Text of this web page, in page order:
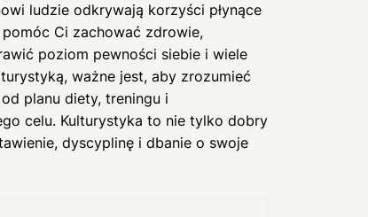
ludzie odkrywają korzyści płynące
Ci zachować zdrowie,
poziom pewności siebie i wiele
ważne jest, aby zrozumieć
planu diety, treningu i
celu. Kulturystyka to nie tylko dobry
dyscyplinę i dbanie o swoje